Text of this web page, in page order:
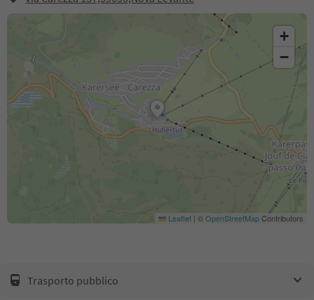
+
−
Leaflet | ©OpenStreetMapContributors
Trasporto pubblico